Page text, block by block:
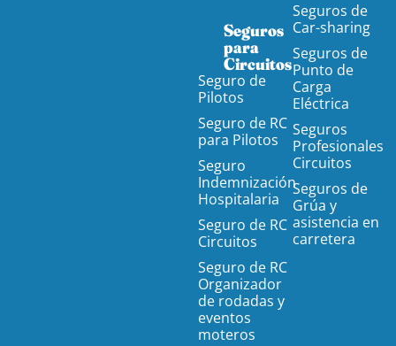
Seguros
para
Circuitos
Seguro de
Pilotos
Seguro de RC
para Pilotos
Seguro
Indemnización
Hospitalaria
Seguro de RC
Circuitos
Seguro de RC
Organizador
de rodadas y
eventos
moteros
Seguros de
Car-sharing
Seguros de
Punto de
Carga
Eléctrica
Seguros
Profesionales
Circuitos
Seguros de
Grúa y
asistencia en
carretera